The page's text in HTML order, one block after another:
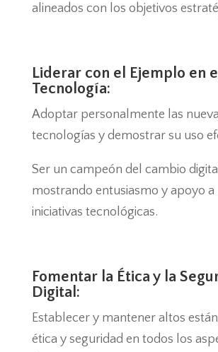
alineados con los objetivos
Liderar con el Ejemplo en
Tecnología:
Adoptar personalmente las
tecnologías y demostrar su uso
Ser un campeón del cambio
mostrando entusiasmo y apoyo a
iniciativas tecnológicas.
Fomentar la Ética y la
Digital:
Establecer y mantener altos
ética y seguridad en todos los